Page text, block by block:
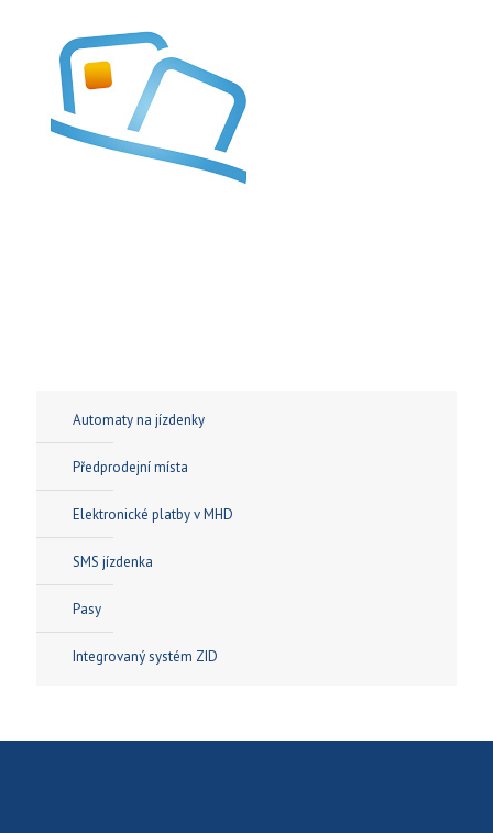
Automaty na jízdenky
Předprodejní místa
Elektronické platby v MHD
SMS jízdenka
Pasy
Integrovaný systém ZID